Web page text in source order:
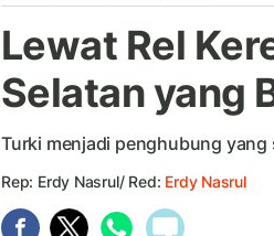
Lewat Rel
Selatan yang
Turki menjadi penghubung
Rep: Erdy Nasrul/ Red: Erdy Nasrul